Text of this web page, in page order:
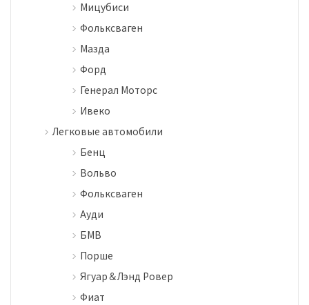
Мицубиси
Фольксваген
Мазда
Форд
Генерал Моторс
Ивеко
Легковые автомобили
Бенц
Вольво
Фольксваген
Ауди
БМВ
Порше
Ягуар＆Лэнд Ровер
Фиат